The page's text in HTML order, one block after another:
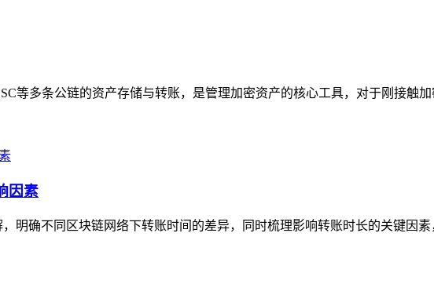
等多条公链的资产存储与转账，是管理加密资产的核心工具，对于刚接触
因素
明确不同区块链网络下转账时间的差异，同时梳理影响转账时长的关键因